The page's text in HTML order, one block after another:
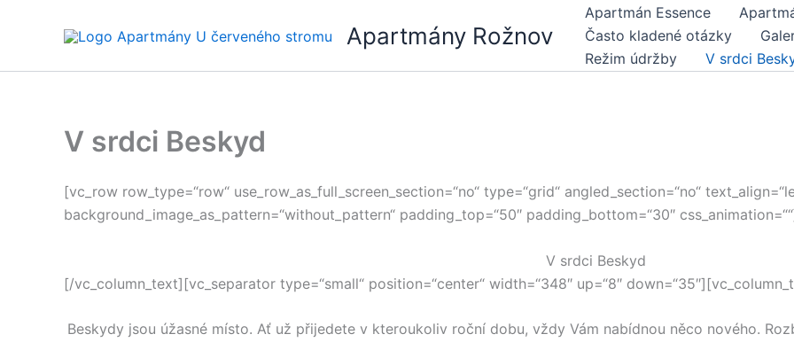
Apartmány Rožnov
Apartmán Essence
Často kladené otázky
Režim údržby
V srdci
V srdci Beskyd
[vc_row row_type=“row“ use_row_as_full_screen_section=“no“ type=“grid“ angled_section=“no“
background_image_as_pattern=“without_pattern“ padding_top=“50″ padding_bottom=“30″
V srdci Beskyd
[/vc_column_text][vc_separator type=“small“ position=“center“ width=“348″ up=“8″
Beskydy jsou úžasné místo. Ať už přijedete v kteroukoliv roční dobu, vždy Vám nabídnou něco nového.